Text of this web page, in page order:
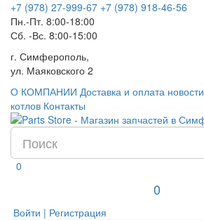
+7 (978) 27-999-67 +7 (978) 918-46-56
Пн.-Пт. 8:00-18:00
Сб. -Вс. 8:00-15:00
г. Симферополь,
ул. Маяковского 2
О КОМПАНИИ Доставка и оплата новости
котлов Контакты
0
0
Войти | Регистрация